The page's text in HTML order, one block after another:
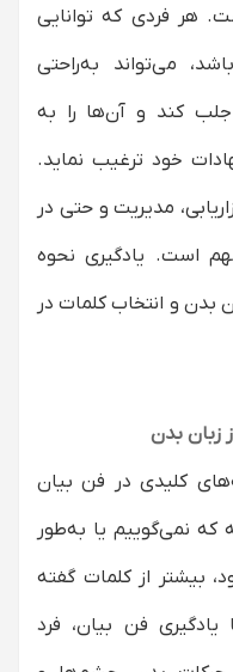
هر فردی که توانایی
می‌تواند به‌راحتی
جلب کند و آن‌ها را به
خود ترغیب نماید.
مدیریت و حتی در
است. یادگیری نحوه
بدن و انتخاب کلمات در
زبان بدن
کلیدی در فن بیان
نمی‌گوییم یا به‌طور
بیشتر از کلمات گفته
یادگیری فن بیان، فرد